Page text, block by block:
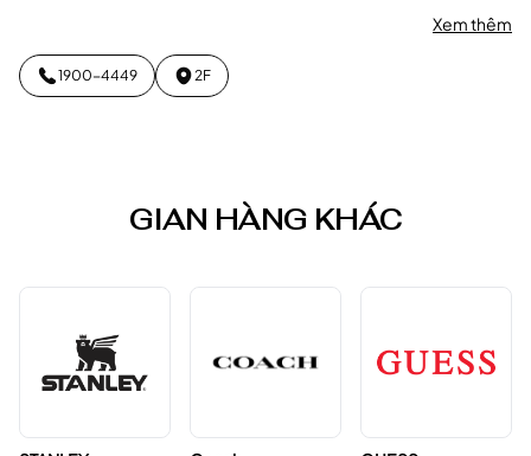
Xem thêm
1900-4449 2F
GIAN HÀNG KHÁC